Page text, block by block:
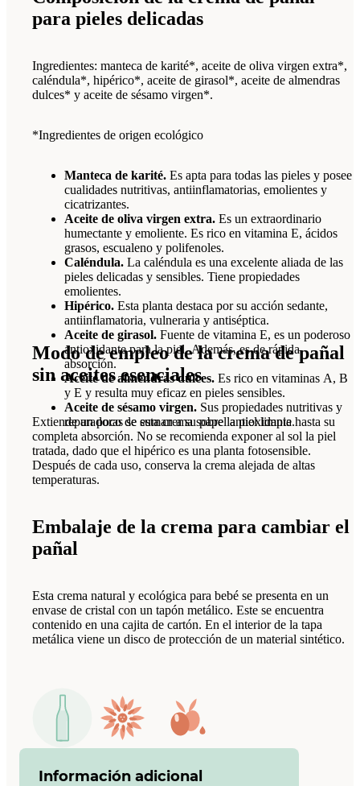
para pieles delicadas
Ingredientes: manteca de karité*, aceite de oliva virgen extra*,
caléndula*, hipérico*, aceite de girasol*, aceite de almendras
dulces* y aceite de sésamo virgen*.
*Ingredientes de origen ecológico
Manteca de karité. Es apta para todas las pieles y posee
cualidades nutritivas, antiinflamatorias, emolientes y
cicatrizantes.
Aceite de oliva virgen extra. Es un extraordinario
humectante y emoliente. Es rico en vitamina E, ácidos
grasos, escualeno y polifenoles.
Caléndula. La caléndula es una excelente aliada de las
pieles delicadas y sensibles. Tiene propiedades
emolientes.
Hipérico. Esta planta destaca por su acción sedante,
antiinflamatoria, vulneraria y antiséptica.
Aceite de girasol. Fuente de vitamina E, es un poderoso
antioxidante para la piel. Además, es de rápida
absorción.
Aceite de almendras dulces. Es rico en vitaminas A, B
y E y resulta muy eficaz en pieles sensibles.
Aceite de sésamo virgen. Sus propiedades nutritivas y
reparadoras se suman a su papel antioxidante.
Modo de empleo de la crema de pañal
sin aceites esenciales
Extiende un poco de esta crema sobre la piel limpia hasta su
completa absorción. No se recomienda exponer al sol la piel
tratada, dado que el hipérico es una planta fotosensible.
Después de cada uso, conserva la crema alejada de altas
temperaturas.
Embalaje de la crema para cambiar el
pañal
Esta crema natural y ecológica para bebé se presenta en un
envase de cristal con un tapón metálico. Este se encuentra
contenido en una cajita de cartón. En el interior de la tapa
metálica viene un disco de protección de un material sintético.
Información adicional